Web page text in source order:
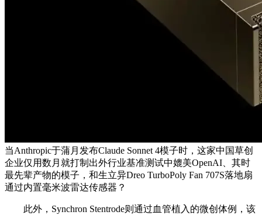
当Anthropic于蒲月发布Claude Sonnet 4模子时，这家中国草创
企业仅用数月就打制出外行业基准测试中媲美OpenAI、其时
最先辈产物的模子，和生立异Dreo TurboPoly Fan 707S落地扇
通过内置毫米波雷达传感器？
此外，Synchron Stentrode则通过血管植入的微创体例，该